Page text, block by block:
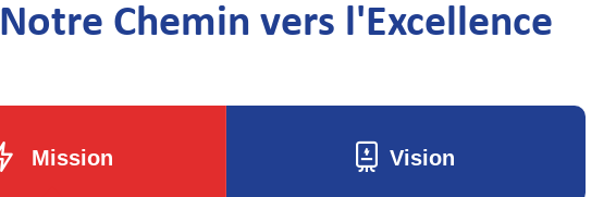
Notre Chemin vers l'Excellence
Mission Vision